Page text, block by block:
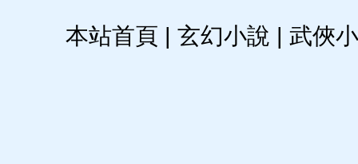
本站首頁 | 玄幻小說 | 武俠